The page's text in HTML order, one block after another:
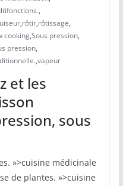
,
,rôtir,rôtissage,
cooking,Sous pression,
pression,
,vapeur
et les
sous
»>cuisine médicinale
de plantes. »>cuisine